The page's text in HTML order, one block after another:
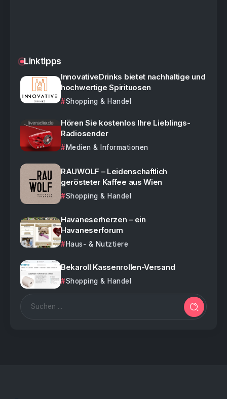
Linktipps
InnovativeDrinks bietet nachhaltige und
hochwertige Spirituosen
Shopping & Handel
Hören Sie kostenlos Ihre Lieblings-
Radiosender
Medien & Informationen
RAUWOLF – Leidenschaftlich
gerösteter Kaffee aus Wien
Shopping & Handel
Havaneserherzen – ein
Havaneserforum
Haus- & Nutztiere
Bekaroll Kassenrollen-Versand
Shopping & Handel